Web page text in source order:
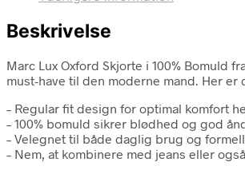
Beskrivelse
Marc Lux Oxford Skjorte i 100% Bomuld
must-have til den moderne mand. Her
– Regular fit design for optimal komfort
– 100% bomuld sikrer blødhed og god
– Velegnet til både daglig brug og
– Nem, at kombinere med jeans eller